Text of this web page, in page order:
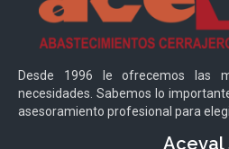
Desde 1996 le ofrecemos las
necesidades. Sabemos lo
asesoramiento profesional para
Aceval